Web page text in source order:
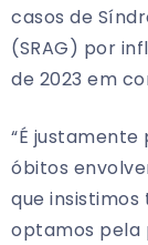
casos de
(SRAG) por
de 2023 em
“É
óbitos
que
optamos pela